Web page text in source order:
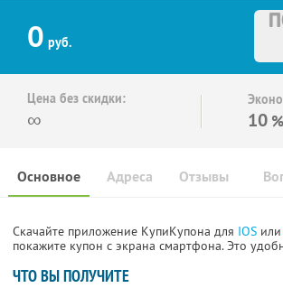
0 руб.
Цена без скидки:
∞ 10 %
Основное Отзывы
Адреса
Скачайте приложение КупиКупона для IOS или
покажите купон с экрана смартфона. Это
ЧТО ВЫ ПОЛУЧИТЕ